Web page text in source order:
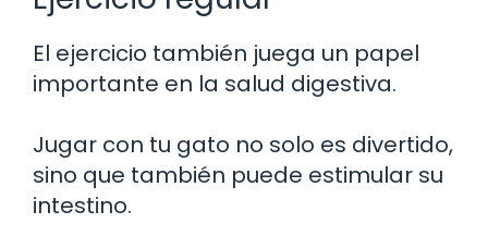
El ejercicio también juega un papel
importante en la salud digestiva.
Jugar con tu gato no solo es divertido,
sino que también puede estimular su
intestino.